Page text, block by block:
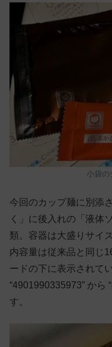
小袋の
今回のカップ麺に別添
く」に後入れの「液体
類。容器は大盛りサイ
内容量は従来品と同じ
ードの下に表示されて
“4901990335973” から
す。